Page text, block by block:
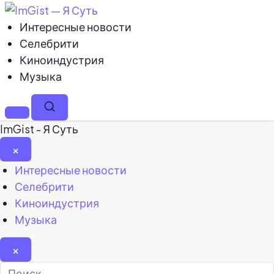
Интересные новости
Селебрити
Киноиндустрия
Музыка
МенюПоиск
ImGist - Я Суть
×
Закрыть
меню
Интересные новости
Селебрити
Киноиндустрия
Музыка
×
Найти: